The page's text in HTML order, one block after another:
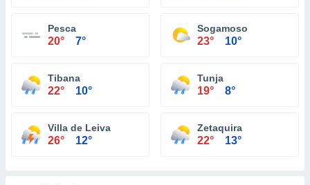
Pesca
20° 7°
Sogamoso
23° 10°
Tibana
22° 10°
Tunja
19° 8°
Villa de Leiva
26° 12°
Zetaquira
22° 13°